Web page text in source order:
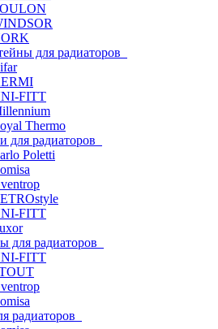
для радиаторов
FITT
Thermo
для радиаторов
Poletti
FITT
для радиаторов
FITT
радиаторов